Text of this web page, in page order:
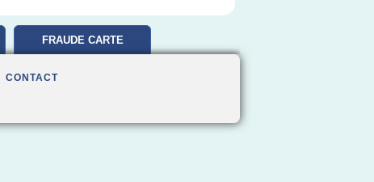
FRAUDE CARTE
CONTACT